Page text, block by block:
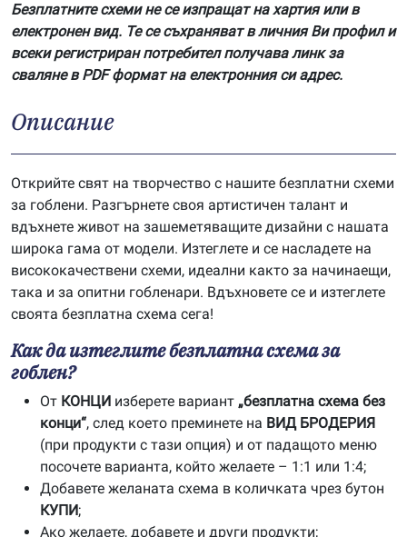
Безплатните схеми не се изпращат на хартия или в
електронен вид. Те се съхраняват в личния Ви профил и
всеки регистриран потребител получава линк за
сваляне в PDF формат на електронния си адрес.
Описание
Открийте свят на творчество с нашите безплатни схеми
за гоблени. Разгърнете своя артистичен талант и
вдъхнете живот на зашеметяващите дизайни с нашата
широка гама от модели. Изтеглете и се насладете на
висококачествени схеми, идеални както за начинаещи,
така и за опитни гобленари. Вдъхновете се и изтеглете
своята безплатна схема сега!
Как да изтеглите безплатна схема за
гоблен?
От КОНЦИ изберете вариант „безплатна схема без
конци“, след което преминете на ВИД БРОДЕРИЯ
(при продукти с тази опция) и от падащото меню
посочете варианта, който желаете – 1:1 или 1:4;
Добавете желаната схема в количката чрез бутон
КУПИ;
Ако желаете, добавете и други продукти;